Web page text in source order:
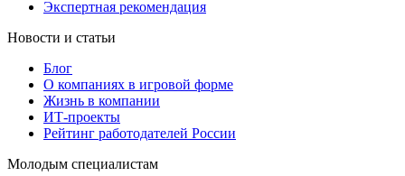
Экспертная рекомендация
Новости и статьи
Блог
О компаниях в игровой форме
Жизнь в компании
ИТ-проекты
Рейтинг работодателей России
Молодым специалистам